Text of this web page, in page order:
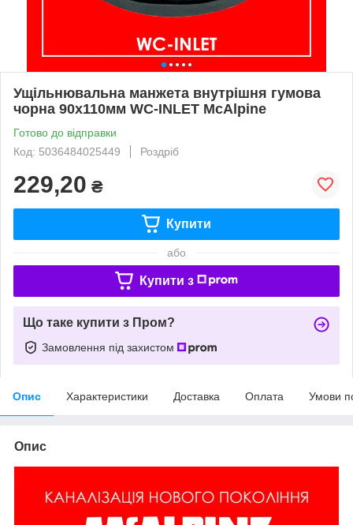
Ущільнювальна манжета внутрішня гумова
чорна 90х110мм WC-INLET McAlpine
Готово до відправки
Код: 5036484025449
Роздріб
229,20 ₴
Купити
або
Купити з
Що таке купити з Пром?
Замовлення під захистом
Опис Характеристики Доставка Оплата Умови
Опис